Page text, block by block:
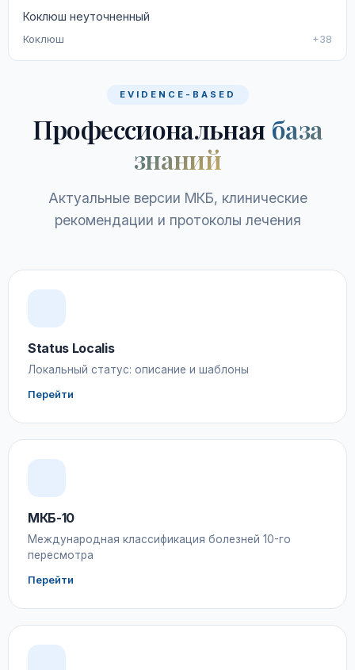
Коклюш неуточненный
Коклюш +38
EVIDENCE-BASED
Профессиональная база
знаний
Актуальные версии МКБ, клинические
рекомендации и протоколы лечения
Status Localis
Локальный статус: описание и шаблоны
Перейти
МКБ-10
Международная классификация болезней 10-го
пересмотра
Перейти